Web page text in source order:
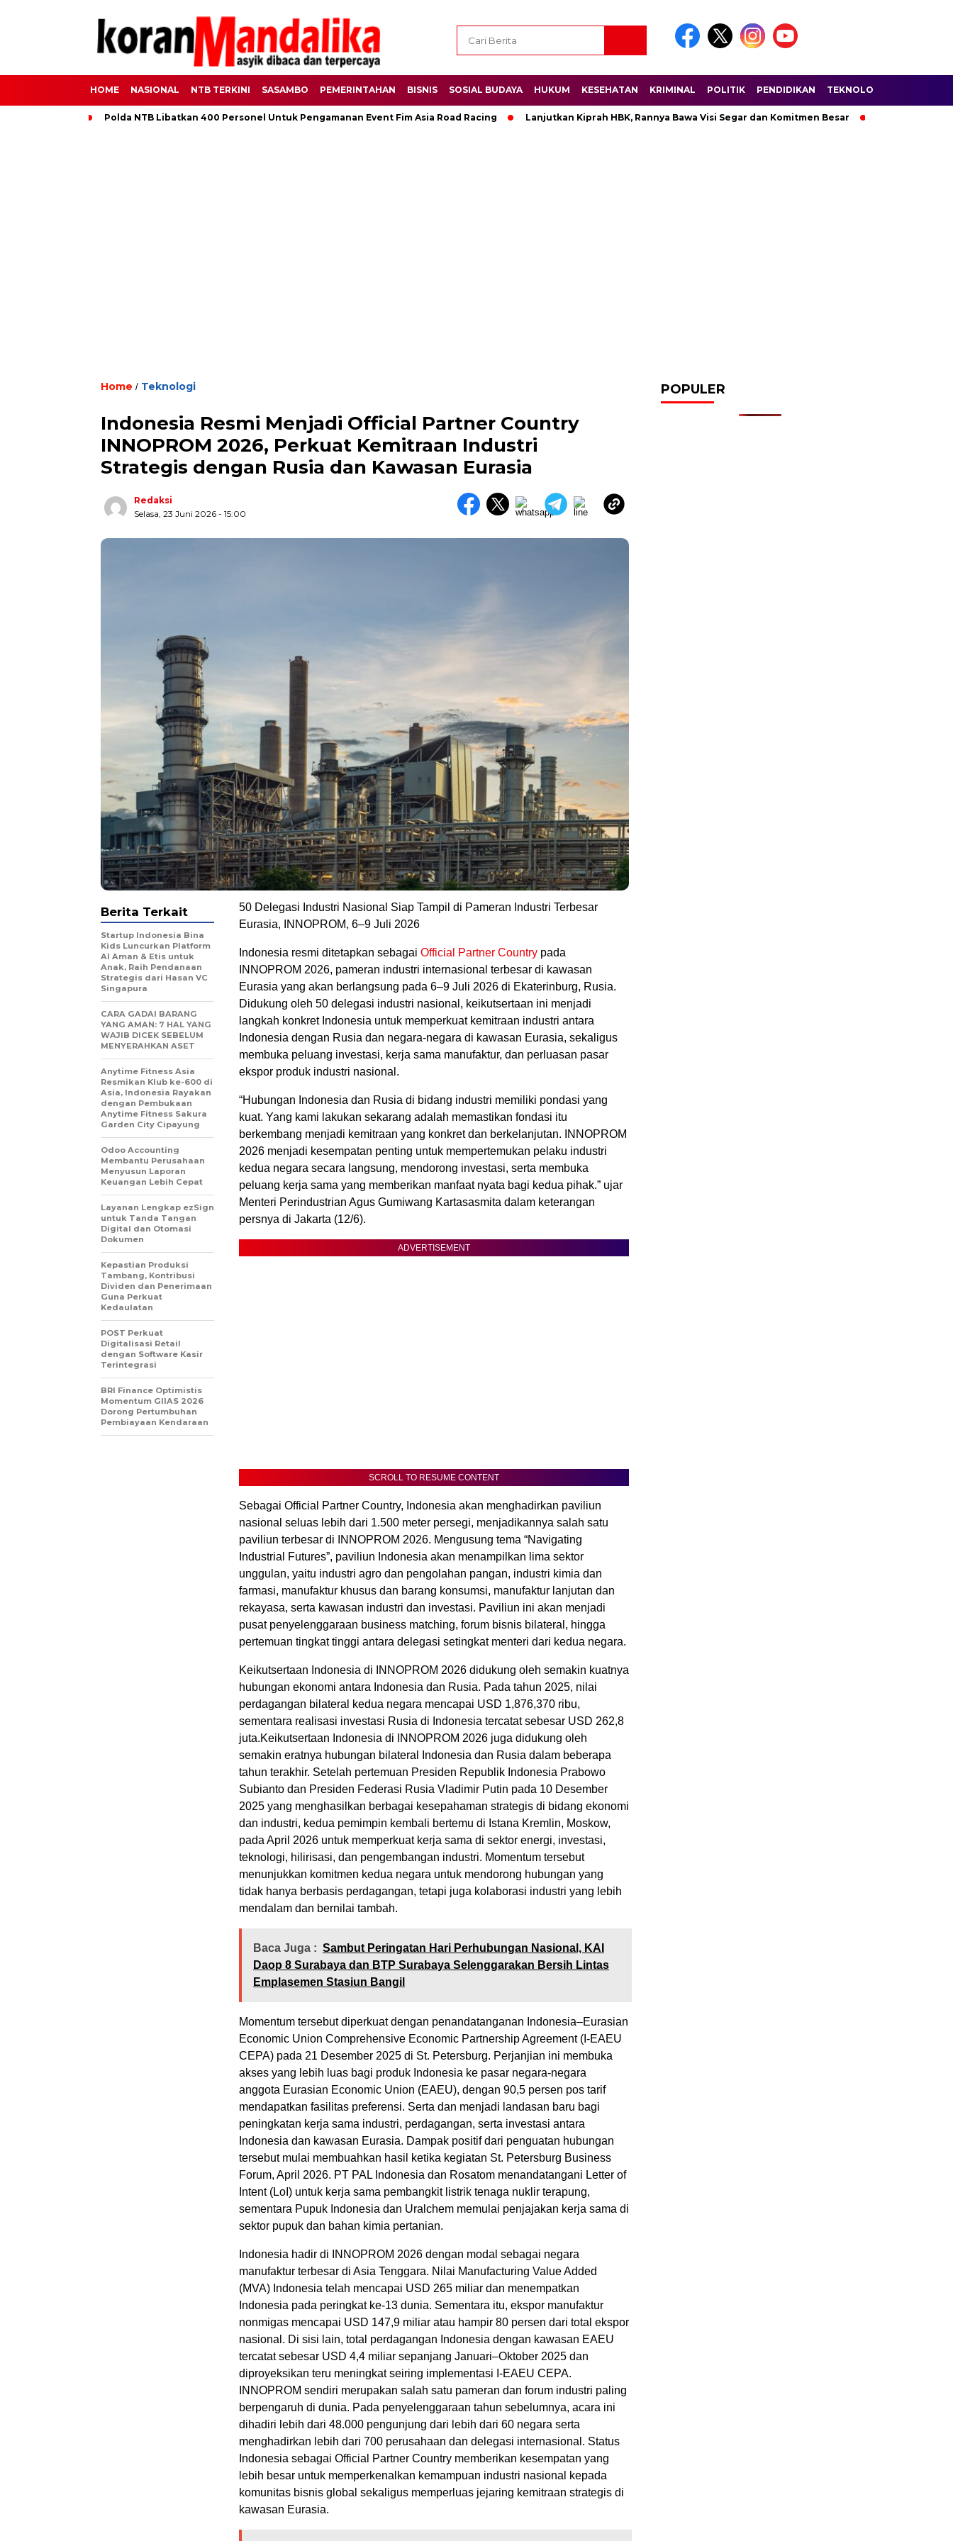
HOME NASIONAL NTB TERKINI SASAMBO PEMERINTAHAN BISNIS SOSIAL BUDAYA HUKUM KESEHATAN KRIMINAL POLITIK PENDIDIKAN TEKNOLOGI
Polda NTB Libatkan 400 Personel Untuk Pengamanan Event Fim Asia Road Racing Lanjutkan Kiprah HBK, Rannya Bawa Visi Segar dan Komitmen Besar
Home / Teknologi
Indonesia Resmi Menjadi Official Partner Country
INNOPROM 2026, Perkuat Kemitraan Industri
Strategis dengan Rusia dan Kawasan Eurasia
Redaksi
Selasa, 23 Juni 2026 - 15:00
50 Delegasi Industri Nasional Siap Tampil di Pameran Industri Terbesar
Eurasia, INNOPROM, 6–9 Juli 2026
Indonesia resmi ditetapkan sebagai Official Partner Country pada
INNOPROM 2026, pameran industri internasional terbesar di kawasan
Eurasia yang akan berlangsung pada 6–9 Juli 2026 di Ekaterinburg, Rusia.
Didukung oleh 50 delegasi industri nasional, keikutsertaan ini menjadi
langkah konkret Indonesia untuk memperkuat kemitraan industri antara
Indonesia dengan Rusia dan negara-negara di kawasan Eurasia, sekaligus
membuka peluang investasi, kerja sama manufaktur, dan perluasan pasar
ekspor produk industri nasional.
“Hubungan Indonesia dan Rusia di bidang industri memiliki pondasi yang
kuat. Yang kami lakukan sekarang adalah memastikan fondasi itu
berkembang menjadi kemitraan yang konkret dan berkelanjutan. INNOPROM
2026 menjadi kesempatan penting untuk mempertemukan pelaku industri
kedua negara secara langsung, mendorong investasi, serta membuka
peluang kerja sama yang memberikan manfaat nyata bagi kedua pihak.” ujar
Menteri Perindustrian Agus Gumiwang Kartasasmita dalam keterangan
persnya di Jakarta (12/6).
ADVERTISEMENT
SCROLL TO RESUME CONTENT
Sebagai Official Partner Country, Indonesia akan menghadirkan paviliun
nasional seluas lebih dari 1.500 meter persegi, menjadikannya salah satu
paviliun terbesar di INNOPROM 2026. Mengusung tema “Navigating
Industrial Futures”, paviliun Indonesia akan menampilkan lima sektor
unggulan, yaitu industri agro dan pengolahan pangan, industri kimia dan
farmasi, manufaktur khusus dan barang konsumsi, manufaktur lanjutan dan
rekayasa, serta kawasan industri dan investasi. Paviliun ini akan menjadi
pusat penyelenggaraan business matching, forum bisnis bilateral, hingga
pertemuan tingkat tinggi antara delegasi setingkat menteri dari kedua negara.
Keikutsertaan Indonesia di INNOPROM 2026 didukung oleh semakin kuatnya
hubungan ekonomi antara Indonesia dan Rusia. Pada tahun 2025, nilai
perdagangan bilateral kedua negara mencapai USD 1,876,370 ribu,
sementara realisasi investasi Rusia di Indonesia tercatat sebesar USD 262,8
juta.Keikutsertaan Indonesia di INNOPROM 2026 juga didukung oleh
semakin eratnya hubungan bilateral Indonesia dan Rusia dalam beberapa
tahun terakhir. Setelah pertemuan Presiden Republik Indonesia Prabowo
Subianto dan Presiden Federasi Rusia Vladimir Putin pada 10 Desember
2025 yang menghasilkan berbagai kesepahaman strategis di bidang ekonomi
dan industri, kedua pemimpin kembali bertemu di Istana Kremlin, Moskow,
pada April 2026 untuk memperkuat kerja sama di sektor energi, investasi,
teknologi, hilirisasi, dan pengembangan industri. Momentum tersebut
menunjukkan komitmen kedua negara untuk mendorong hubungan yang
tidak hanya berbasis perdagangan, tetapi juga kolaborasi industri yang lebih
mendalam dan bernilai tambah.
Baca Juga : Sambut Peringatan Hari Perhubungan Nasional, KAI
Daop 8 Surabaya dan BTP Surabaya Selenggarakan Bersih Lintas
Emplasemen Stasiun Bangil
Momentum tersebut diperkuat dengan penandatanganan Indonesia–Eurasian
Economic Union Comprehensive Economic Partnership Agreement (I-EAEU
CEPA) pada 21 Desember 2025 di St. Petersburg. Perjanjian ini membuka
akses yang lebih luas bagi produk Indonesia ke pasar negara-negara
anggota Eurasian Economic Union (EAEU), dengan 90,5 persen pos tarif
mendapatkan fasilitas preferensi. Serta dan menjadi landasan baru bagi
peningkatan kerja sama industri, perdagangan, serta investasi antara
Indonesia dan kawasan Eurasia. Dampak positif dari penguatan hubungan
tersebut mulai membuahkan hasil ketika kegiatan St. Petersburg Business
Forum, April 2026. PT PAL Indonesia dan Rosatom menandatangani Letter of
Intent (LoI) untuk kerja sama pembangkit listrik tenaga nuklir terapung,
sementara Pupuk Indonesia dan Uralchem memulai penjajakan kerja sama di
sektor pupuk dan bahan kimia pertanian.
Indonesia hadir di INNOPROM 2026 dengan modal sebagai negara
manufaktur terbesar di Asia Tenggara. Nilai Manufacturing Value Added
(MVA) Indonesia telah mencapai USD 265 miliar dan menempatkan
Indonesia pada peringkat ke-13 dunia. Sementara itu, ekspor manufaktur
nonmigas mencapai USD 147,9 miliar atau hampir 80 persen dari total ekspor
nasional. Di sisi lain, total perdagangan Indonesia dengan kawasan EAEU
tercatat sebesar USD 4,4 miliar sepanjang Januari–Oktober 2025 dan
diproyeksikan teru meningkat seiring implementasi I-EAEU CEPA.
INNOPROM sendiri merupakan salah satu pameran dan forum industri paling
berpengaruh di dunia. Pada penyelenggaraan tahun sebelumnya, acara ini
dihadiri lebih dari 48.000 pengunjung dari lebih dari 60 negara serta
menghadirkan lebih dari 700 perusahaan dan delegasi internasional. Status
Indonesia sebagai Official Partner Country memberikan kesempatan yang
lebih besar untuk memperkenalkan kemampuan industri nasional kepada
komunitas bisnis global sekaligus memperluas jejaring kemitraan strategis di
kawasan Eurasia.
Berita Terkait
Startup Indonesia Bina
Kids Luncurkan Platform
AI Aman & Etis untuk
Anak, Raih Pendanaan
Strategis dari Hasan VC
Singapura
CARA GADAI BARANG
YANG AMAN: 7 HAL YANG
WAJIB DICEK SEBELUM
MENYERAHKAN ASET
Anytime Fitness Asia
Resmikan Klub ke-600 di
Asia, Indonesia Rayakan
dengan Pembukaan
Anytime Fitness Sakura
Garden City Cipayung
Odoo Accounting
Membantu Perusahaan
Menyusun Laporan
Keuangan Lebih Cepat
Layanan Lengkap ezSign
untuk Tanda Tangan
Digital dan Otomasi
Dokumen
Kepastian Produksi
Tambang, Kontribusi
Dividen dan Penerimaan
Guna Perkuat
Kedaulatan
POST Perkuat
Digitalisasi Retail
dengan Software Kasir
Terintegrasi
BRI Finance Optimistis
Momentum GIIAS 2026
Dorong Pertumbuhan
Pembiayaan Kendaraan
POPULER